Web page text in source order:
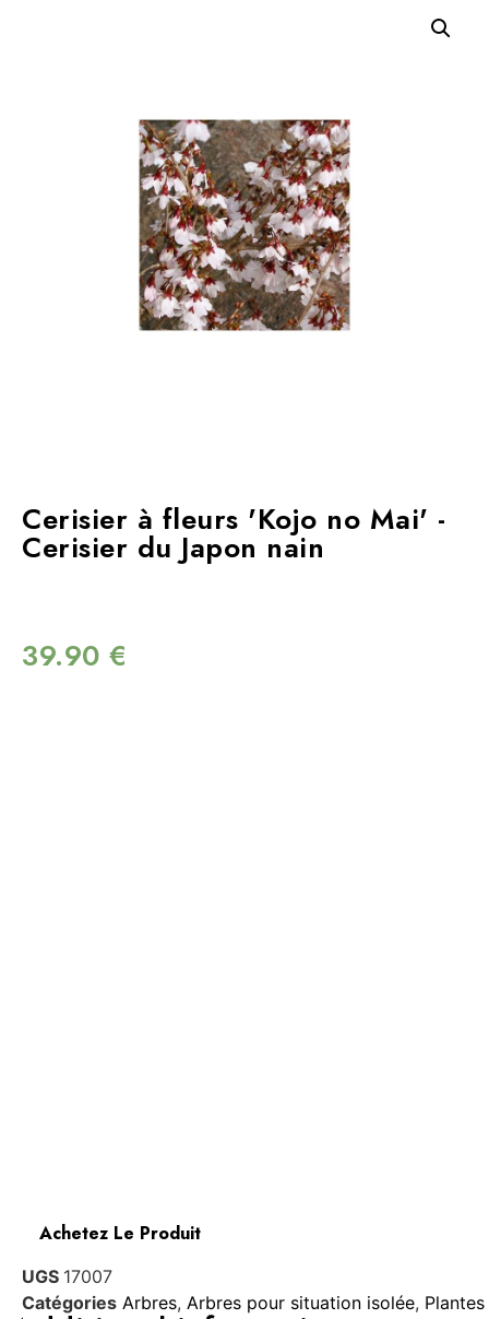
Cerisier à fleurs 'Kojo no Mai' -
Cerisier du Japon nain
39.90 €
Achetez Le Produit
UGS 17007
Catégories Arbres, Arbres pour situation isolée, Plantes